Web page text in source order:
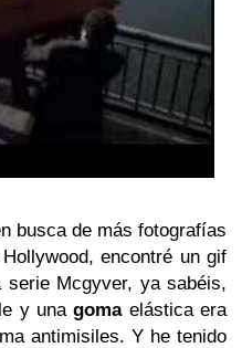
busca de más fotografías
encontré un gif
serie Mcgyver, ya sabéis,
y unagomaelástica era
antimisiles. Y he tenido